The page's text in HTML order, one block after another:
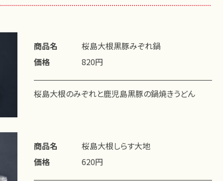
商品名
桜島大根黒豚みぞれ鍋
価格
820円
桜島大根のみぞれと鹿児島黒豚の鍋焼きうどん
商品名
桜島大根しらす大地
価格
620円